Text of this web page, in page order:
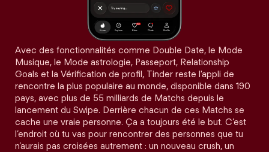
Avec des fonctionnalités comme Double Date, le Mode
Musique, le Mode astrologie, Passeport, Relationship
Goals et la Vérification de profil, Tinder reste l'appli de
rencontre la plus populaire au monde, disponible dans 190
pays, avec plus de 55 milliards de Matchs depuis le
lancement du Swipe. Derrière chacun de ces Matchs se
cache une vraie personne. Ça a toujours été le but. C’est
l’endroit où tu vas pour rencontrer des personnes que tu
n’aurais pas croisées autrement : un nouveau crush, un